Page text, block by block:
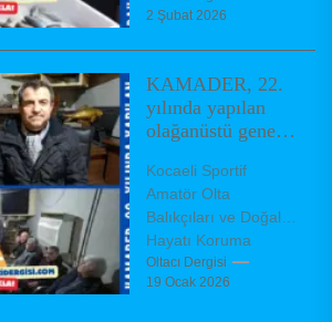
dolara ulaştığını,
2 Şubat 2026
KAMADER, 22.
yılında yapılan
olağanüstü genel
yönetimini
belirledi
Kocaeli Sportif
Amatör Olta
Balıkçıları ve Doğal
Hayatı Koruma
Derneği (KAMADER),
olağanüstü genel
Oltacı Dergisi
19 Ocak 2026